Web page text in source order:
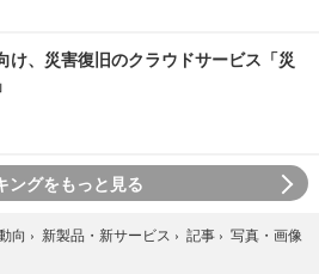
け、災害復旧のクラウドサービス「災
ングをもっと見る
向 › 新製品・新サービス › 記事 › 写真・画像